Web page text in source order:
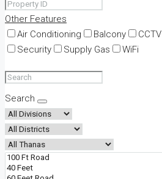
Other Features
Air Conditioning
Balcony CCTV
Security
Supply Gas WiFi
Search